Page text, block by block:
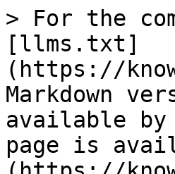
> For the
[llms.txt]
(https://
Markdown
available by
page is